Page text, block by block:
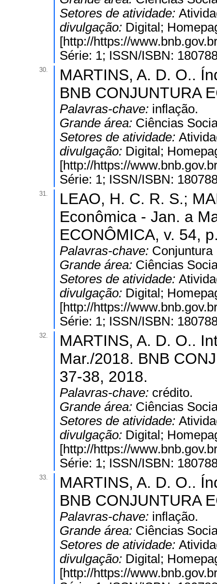
Setores de atividade:
divulgação: Digital;
[http://https://
Série: 1; ISSN/ISBN:
30.
MARTINS, A. D. O..
BNB CONJUNTURA
Palavras-chave: inflação.
Grande área: Ciências
Setores de atividade:
divulgação: Digital;
[http://https://
Série: 1; ISSN/ISBN:
31.
LEAO, H. C. R. S.;
Econômica - Jan. a
ECONÔMICA, v. 54,
Palavras-chave: Conjuntura
Grande área: Ciências
Setores de atividade:
divulgação: Digital;
[http://https://
Série: 1; ISSN/ISBN:
32.
MARTINS, A. D. O..
Mar./2018. BNB
37-38, 2018.
Palavras-chave: crédito.
Grande área: Ciências
Setores de atividade:
divulgação: Digital;
[http://https://
Série: 1; ISSN/ISBN:
33.
MARTINS, A. D. O..
BNB CONJUNTURA
Palavras-chave: inflação.
Grande área: Ciências
Setores de atividade:
divulgação: Digital;
[http://https://